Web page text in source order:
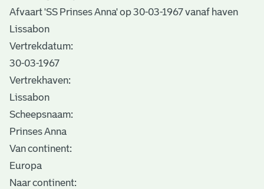
Afvaart 'SS Prinses Anna' op 30-03-1967 vanaf haven
Lissabon
Vertrekdatum:
30-03-1967
Vertrekhaven:
Lissabon
Scheepsnaam:
Prinses Anna
Van continent:
Europa
Naar continent: